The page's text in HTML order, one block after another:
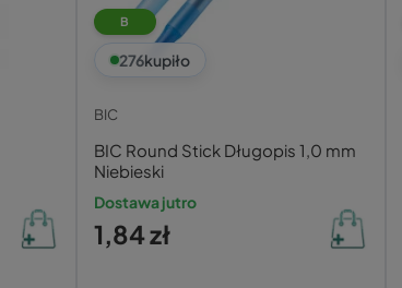
B
276kupiło
BIC
BIC Round Stick Długopis 1,0 mm
Niebieski
Dostawa jutro
1,84 zł